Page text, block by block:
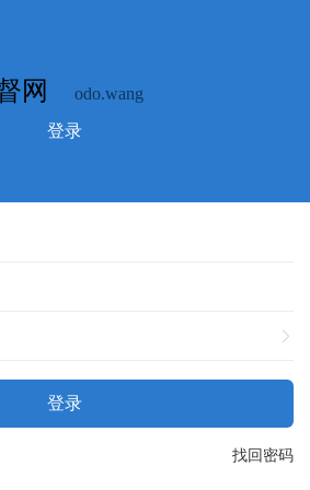
登录
登录
找回密码